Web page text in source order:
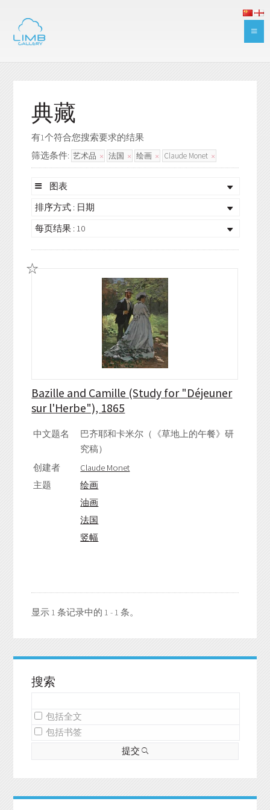
典藏
有1个符合您搜索要求的结果
筛选条件: 艺术品 法国 绘画 Claude Monet
图表
排序方式 : 日期
每页结果 : 10
Bazille and Camille (Study for "Déjeuner
sur l'Herbe"), 1865
中文题名
巴齐耶和卡米尔（《草地上的午餐》研
究稿）
创建者
Claude Monet
主题
绘画
油画
法国
竖幅
显示 1 条记录中的 1 - 1 条。
搜索
包括全文
包括书签
提交